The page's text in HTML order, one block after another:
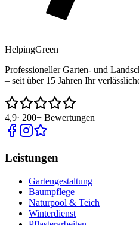
HelpingGreen
Professioneller Garten- und
– seit über 15 Jahren Ihr
4,9· 200+ Bewertungen
Leistungen
Gartengestaltung
Baumpflege
Naturpool & Teich
Winterdienst